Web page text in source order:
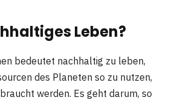
Leben?
bedeutet nachhaltig zu leben,
des Planeten so zu nutzen,
werden. Es geht darum, so